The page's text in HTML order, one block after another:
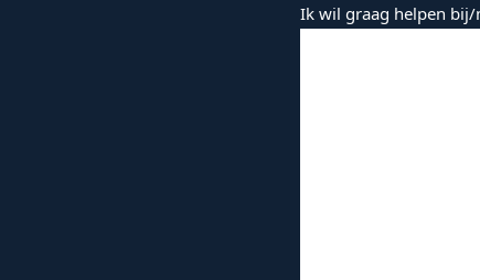
Ik wil graag helpen bij/